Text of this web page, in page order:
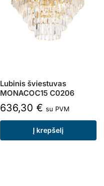
Lubinis šviestuvas
MONACOC15 C0206
636,30 € su PVM
Į krepšelį